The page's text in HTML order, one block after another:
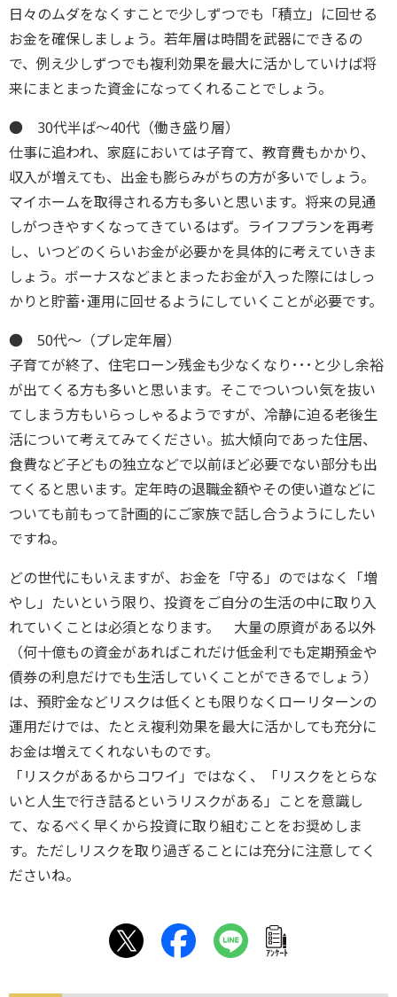
日々のムダをなくすことで少しずつでも「積立」に回せる
お金を確保しましょう。若年層は時間を武器にできるの
で、例え少しずつでも複利効果を最大に活かしていけば将
来にまとまった資金になってくれることでしょう。
● 30代半ば～40代（働き盛り層）
仕事に追われ、家庭においては子育て、教育費もかかり、
収入が増えても、出金も膨らみがちの方が多いでしょう。
マイホームを取得される方も多いと思います。将来の見通
しがつきやすくなってきているはず。ライフプランを再考
し、いつどのくらいお金が必要かを具体的に考えていきま
しょう。ボーナスなどまとまったお金が入った際にはしっ
かりと貯蓄･運用に回せるようにしていくことが必要です。
● 50代～（プレ定年層）
子育てが終了、住宅ローン残金も少なくなり･･･と少し余裕
が出てくる方も多いと思います。そこでついつい気を抜い
てしまう方もいらっしゃるようですが、冷静に迫る老後生
活について考えてみてください。拡大傾向であった住居、
食費など子どもの独立などで以前ほど必要でない部分も出
てくると思います。定年時の退職金額やその使い道などに
ついても前もって計画的にご家族で話し合うようにしたい
ですね。
どの世代にもいえますが、お金を「守る」のではなく「増
やし」たいという限り、投資をご自分の生活の中に取り入
れていくことは必須となります。 大量の原資がある以外
（何十億もの資金があればこれだけ低金利でも定期預金や
債券の利息だけでも生活していくことができるでしょう）
は、預貯金などリスクは低くとも限りなくローリターンの
運用だけでは、たとえ複利効果を最大に活かしても充分に
お金は増えてくれないものです。
「リスクがあるからコワイ」ではなく、「リスクをとらな
いと人生で行き詰るというリスクがある」ことを意識し
て、なるべく早くから投資に取り組むことをお奨めしま
す。ただしリスクを取り過ぎることには充分に注意してく
ださいね。
ｱﾝｹｰﾄ